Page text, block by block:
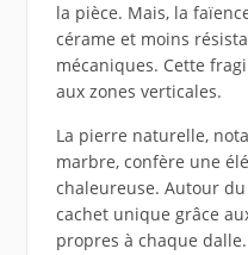
la pièce. Mais, la
cérame et moins
mécaniques. Cette
aux zones verticales.
La pierre naturelle,
marbre, confère une
chaleureuse. Autour
cachet unique grâce
propres à chaque